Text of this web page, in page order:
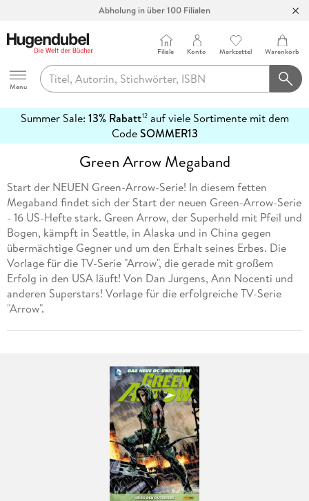
Abholung in über 100 Filialen
Hugendubel
Menu
Filiale Konto Merkzettel Warenkorb
Summer Sale: 13% Rabatt12auf viele Sortimente mit dem
CodeSOMMER13
erfahren
Green Arrow Megaband
Start der NEUEN Green-Arrow-Serie! In diesem fetten
Megaband findet sich der Start der neuen Green-Arrow-Serie
- 16 US-Hefte stark. Green Arrow, der Superheld mit Pfeil und
Bogen, kämpft in Seattle, in Alaska und in China gegen
übermächtige Gegner und um den Erhalt seines Erbes. Die
Vorlage für die TV-Serie "Arrow", die gerade mit großem
Erfolg in den USA läuft! Von Dan Jurgens, Ann Nocenti und
anderen Superstars! Vorlage für die erfolgreiche TV-Serie
"Arrow".